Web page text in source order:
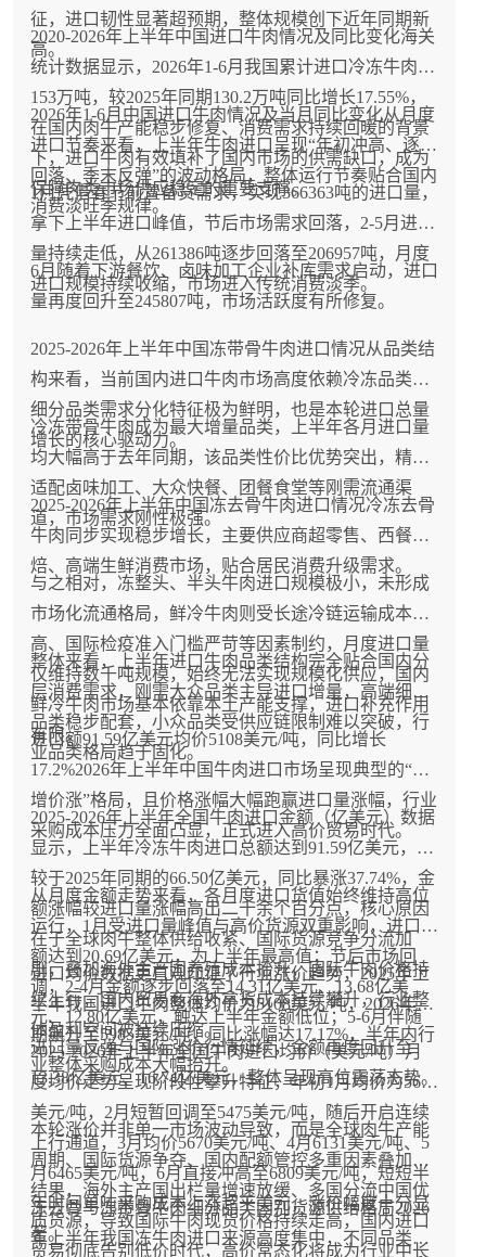
征，进口韧性显著超预期，整体规模创下近年同期新
高。
2020-2026年上半年中国进口牛肉情况及同比变化海关
统计数据显示，2026年1-6月我国累计进口冷冻牛肉
153万吨，较2025年同期130.2万吨同比增长17.55%，
在国内肉牛产能稳步修复、消费需求持续回暖的背景
下，进口牛肉有效填补了国内市场的供需缺口，成为
保障肉类市场供应稳定的重要支撑。
2026年1-6月中国进口牛肉情况及当月同比变化从月度
进口节奏来看，上半年牛肉进口呈现“年初冲高、逐季
回落、季末反弹”的波动格局，整体运行节奏贴合国内
消费淡旺季规律。
1月凭借春节前置备货需求，实现366363吨的进口量，
拿下上半年进口峰值，节后市场需求回落，2-5月进口
量持续走低，从261386吨逐步回落至206957吨，月度
进口规模持续收缩，市场进入传统消费淡季。
6月随着下游餐饮、卤味加工企业补库需求启动，进口
量再度回升至245807吨，市场活跃度有所修复。
2025-2026年上半年中国冻带骨牛肉进口情况从品类结
构来看，当前国内进口牛肉市场高度依赖冷冻品类，
细分品类需求分化特征极为鲜明，也是本轮进口总量
增长的核心驱动力。
冷冻带骨牛肉成为最大增量品类，上半年各月进口量
均大幅高于去年同期，该品类性价比优势突出，精准
适配卤味加工、大众快餐、团餐食堂等刚需流通渠
道，市场需求刚性极强。
2025-2026年上半年中国冻去骨牛肉进口情况冷冻去骨
牛肉同步实现稳步增长，主要供应商超零售、西餐烘
焙、高端生鲜消费市场，贴合居民消费升级需求。
与之相对，冻整头、半头牛肉进口规模极小，未形成
市场化流通格局，鲜冷牛肉则受长途冷链运输成本偏
高、国际检疫准入门槛严苛等因素制约，月度进口量
仅维持数千吨规模，始终无法实现规模化供应，国内
鲜冷牛肉市场基本依靠本土产能支撑，进口补充作用
有限。
整体来看，上半年进口牛肉品类结构完全贴合国内分
层消费需求，刚需大众品类主导进口增量，高端细分
品类稳步配套，小众品类受供应链限制难以突破，行
业品类格局趋于固化。
进口额91.59亿美元均价5108美元/吨，同比增长
17.2%2026年上半年中国牛肉进口市场呈现典型的“量
增价涨”格局，且价格涨幅大幅跑赢进口量涨幅，行业
采购成本压力全面凸显，正式进入高价贸易时代。
2025-2026年上半年全国牛肉进口金额（亿美元）数据
显示，上半年冷冻牛肉进口总额达到91.59亿美元，相
较于2025年同期的66.50亿美元，同比暴涨37.74%，金
额涨幅较进口量涨幅高出二十余个百分点，核心原因
在于全球肉牛整体供给收紧、国际货源竞争分流加
剧，叠加海外主产国养殖成本抬升，国际牛肉价格持
续上行，国内贸易商海外拿货成本持续攀升，行业整
体盈利空间被持续压缩。
从月度金额走势来看，各月度进口货值始终维持高位
运行，1月受进口量峰值与高价货源双重影响，进口金
额达到20.69亿美元，为上半年最高值；节后市场回
调，2-4月金额逐步回落至14.31亿美元、13.68亿美
元、12.80亿美元，触达上半年金额低位；5-6月伴随
进口量反弹与国际涨价行情延续，金额再度回升至
13.38亿美元、16.74亿美元，整体呈现高位震荡态势。
进口均价数据更直观印证了行业涨价趋势，2025年上
半年我国进口牛肉整体均价为5108美元/吨，2026年同
期飙升至5985美元/吨，同比涨幅达17.17%，半年内行
业整体采购成本大幅抬升。
2025-2026年上半年全国牛肉进口均价（美元/吨）月
度均价走势呈现阶段性攀升特征，年初1月均价为5647
美元/吨，2月短暂回调至5475美元/吨，随后开启连续
上行通道，3月均价5670美元/吨、4月6131美元/吨、5
月6465美元/吨，6月直接冲高至6809美元/吨，短短半
年时间单吨采购成本上涨超千美元，涨价幅度十分显
著。
本轮涨价并非单一市场波动导致，而是全球肉牛产能
周期、国际货源争夺、国内配额管控多重因素叠加的
结果，海外主产国出栏量增速放缓、多国分流中国优
质货源，导致国际牛肉现货价格持续走高，国内进口
贸易彻底告别低价时代，高价常态化将成为行业中长
冻去骨与冻带骨牛肉细分品类国别货源供给格局2026
年上半年我国冻牛肉进口来源高度集中，不同品类的